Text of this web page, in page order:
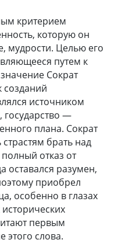
критерием
которую он
мудрости. Целью его
путем к
Сократ
созданий
источником
государство —
плана. Сократ
брать над
отказ от
оставался разумен,
приобрел
особенно в глазах
первым
слова.